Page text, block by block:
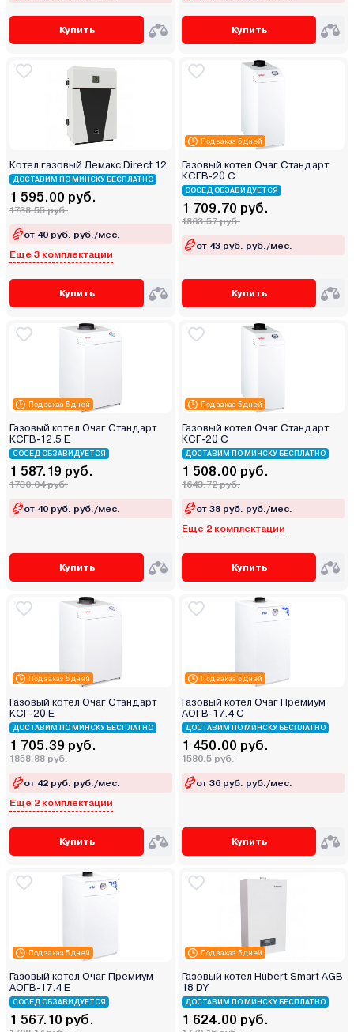
Купить Купить
Котел газовый Лемакс Direct 12
ДОСТАВИМ ПО МИНСКУ БЕСПЛАТНО
1 595.00 руб.
1738.55 руб.
от 40 руб. руб./мес.
Еще 3 комплектации
Купить
Под заказ 5 дней
Газовый котел Очаг Стандарт
КСГВ-20 С
СОСЕД ОБЗАВИДУЕТСЯ
1 709.70 руб.
1863.57 руб.
от 43 руб. руб./мес.
Купить
Под заказ 5 дней
Газовый котел Очаг Стандарт
КСГВ-12.5 Е
СОСЕД ОБЗАВИДУЕТСЯ
1 587.19 руб.
1730.04 руб.
от 40 руб. руб./мес.
Купить
Под заказ 5 дней
Газовый котел Очаг Стандарт
КСГ-20 С
ДОСТАВИМ ПО МИНСКУ БЕСПЛАТНО
1 508.00 руб.
1643.72 руб.
от 38 руб. руб./мес.
Еще 2 комплектации
Купить
Под заказ 5 дней
Газовый котел Очаг Стандарт
КСГ-20 Е
ДОСТАВИМ ПО МИНСКУ БЕСПЛАТНО
1 705.39 руб.
1858.88 руб.
от 42 руб. руб./мес.
Еще 2 комплектации
Купить
Под заказ 5 дней
Газовый котел Очаг Премиум
АОГВ-17.4 С
ДОСТАВИМ ПО МИНСКУ БЕСПЛАТНО
1 450.00 руб.
1580.5 руб.
от 36 руб. руб./мес.
Купить
Под заказ 5 дней
Газовый котел Очаг Премиум
АОГВ-17.4 Е
СОСЕД ОБЗАВИДУЕТСЯ
1 567.10 руб.
Под заказ 5 дней
Газовый котел Hubert Smart AGB
18 DY
ДОСТАВИМ ПО МИНСКУ БЕСПЛАТНО
1 624.00 руб.